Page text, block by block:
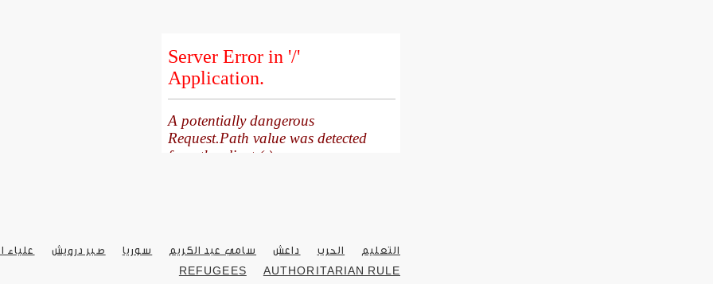
علياء صبر درويش سوريا سامي عبد الكريم داعش الحرب
التعليم
REFUGEES
AUTHORITARIAN RULE